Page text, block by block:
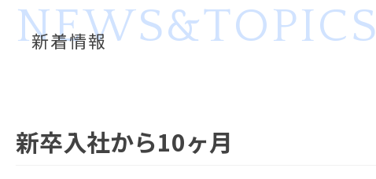
NEWS&TOPICS
新着情報
新卒入社から10ヶ月